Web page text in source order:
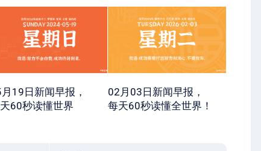
19日新闻早报，
60秒读懂世界
02月03日新闻早报，
每天60秒读懂全世界！